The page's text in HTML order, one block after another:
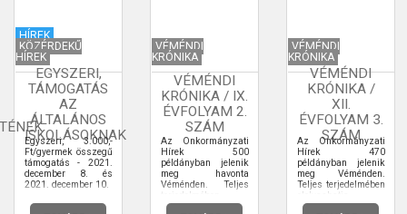
HÍREK
KÖZÉRDEKŰ
HÍREK
EGYSZERI,
TÁMOGATÁS
AZ
ÁLTALÁNOS
ISKOLÁSOKNAK
Egyszeri, 3.000,-
Ft/gyermek összegű
támogatás - 2021.
december 8. és
2021. december 10.
VÉMÉNDI
KRÓNIKA
VÉMÉNDI
KRÓNIKA / IX.
ÉVFOLYAM 2.
SZÁM
Az Önkormányzati
Hírek 500
példányban jelenik
meg havonta
Véménden. Teljes
terjedelmében
elolvashatja.
VÉMÉNDI
KRÓNIKA
VÉMÉNDI
KRÓNIKA /
XII.
ÉVFOLYAM 3.
SZÁM
Az Önkormányzati
Hírek 470
példányban jelenik
meg Véménden.
Teljes terjedelmében
elolvashatja.